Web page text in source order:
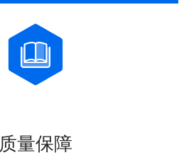
质量保障